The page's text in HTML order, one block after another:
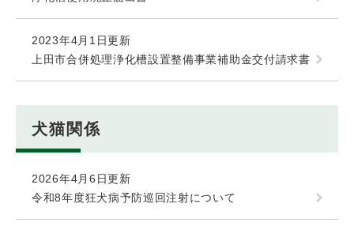
2023年4月1日更新
上田市合併処理浄化槽設置整備事業補助金交付請求書
犬猫関係
2026年4月6日更新
令和8年度狂犬病予防巡回注射について